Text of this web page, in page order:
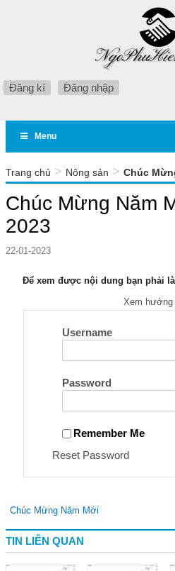
Đăng kí Đăng nhập
Menu
Trang chủ > Nông sản > Chúc
Chúc Mừng Năm
2023
22-01-2023
Để xem được nội dung bạn phải
Xem hướng
Username
Password
Remember Me
Reset Password
Chúc Mừng Năm Mới
TIN LIÊN QUAN